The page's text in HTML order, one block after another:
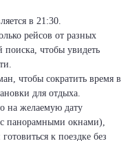
в 21:30.
рейсов от разных
поиска, чтобы увидеть
чтобы сократить время в
для отдыха.
на желаемую дату
с панорамными окнами),
к поездке без